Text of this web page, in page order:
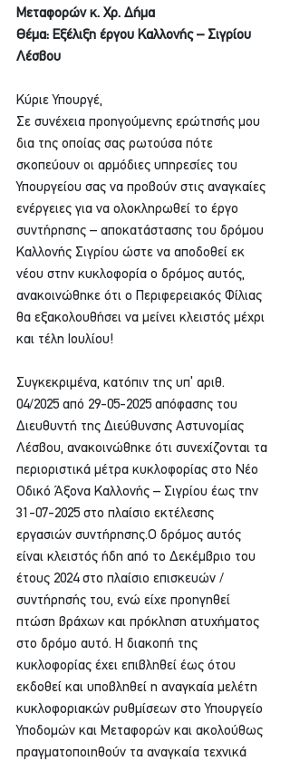
Μεταφορών κ. Χρ. Δήμα
Θέμα: Εξέλιξη έργου Καλλονής – Σιγρίου
Λέσβου
Κύριε Υπουργέ,
Σε συνέχεια προηγούμενης ερώτησής μου
δια της οποίας σας ρωτούσα πότε
σκοπεύουν οι αρμόδιες υπηρεσίες του
Υπουργείου σας να προβούν στις αναγκαίες
ενέργειες για να ολοκληρωθεί το έργο
συντήρησης – αποκατάστασης του δρόμου
Καλλονής Σιγρίου ώστε να αποδοθεί εκ
νέου στην κυκλοφορία ο δρόμος αυτός,
ανακοινώθηκε ότι ο Περιφερειακός Φίλιας
θα εξακολουθήσει να μείνει κλειστός μέχρι
και τέλη Ιουλίου!
Συγκεκριμένα, κατόπιν της υπ’ αριθ.
04/2025 από 29-05-2025 απόφασης του
Διευθυντή της Διεύθυνσης Αστυνομίας
Λέσβου, ανακοινώθηκε ότι συνεχίζονται τα
περιοριστικά μέτρα κυκλοφορίας στο Νέο
Οδικό Άξονα Καλλονής – Σιγρίου έως την
31-07-2025 στο πλαίσιο εκτέλεσης
εργασιών συντήρησης.Ο δρόμος αυτός
είναι κλειστός ήδη από το Δεκέμβριο του
έτους 2024 στο πλαίσιο επισκευών /
συντήρησής του, ενώ είχε προηγηθεί
πτώση βράχων και πρόκληση ατυχήματος
στο δρόμο αυτό. Η διακοπή της
κυκλοφορίας έχει επιβληθεί έως ότου
εκδοθεί και υποβληθεί η αναγκαία μελέτη
κυκλοφοριακών ρυθμίσεων στο Υπουργείο
Υποδομών και Μεταφορών και ακολούθως
πραγματοποιηθούν τα αναγκαία τεχνικά